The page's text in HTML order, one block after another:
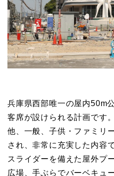
兵庫県西部唯一の屋内50m
客席が設けられる計画です
他、一般、子供・ファミリ
され、非常に充実した内容
スライダーを備えた屋外プ
広場、手ぶらでバーベキュ